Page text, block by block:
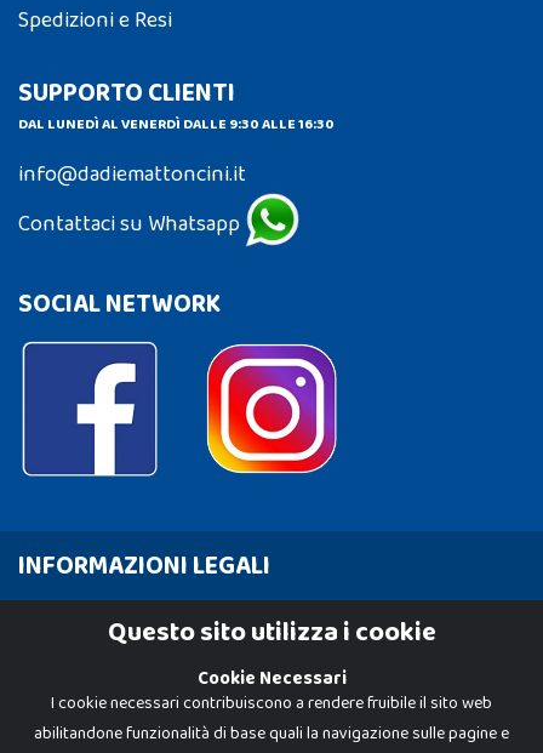
Spedizioni e Resi
SUPPORTO CLIENTI
DAL LUNEDÌ AL VENERDÌ DALLE 9:30 ALLE 16:30
info@dadiemattoncini.it
Contattaci su Whatsapp
SOCIAL NETWORK
INFORMAZIONI LEGALI
Cookie PolicyQuesto sito utilizza i cookie
Cookie Necessari
I cookie necessari contribuiscono a rendere fruibile il sito web
abilitandone funzionalità di base quali la navigazione sulle pagine e